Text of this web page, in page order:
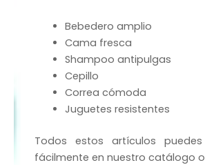
Bebedero amplio
Cama fresca
Shampoo antipulgas
Cepillo
Correa cómoda
Juguetes resistentes
Todos estos artículos puedes
fácilmente en nuestro catálogo